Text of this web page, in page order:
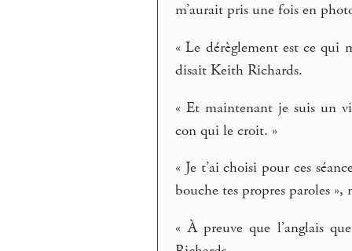
m’aurait pris une fois en
« Le dérèglement est ce qui
disait Keith Richards.
« Et maintenant je suis un
con qui le croit. »
« Je t’ai choisi pour ces
bouche tes propres paroles
« À preuve que l’anglais